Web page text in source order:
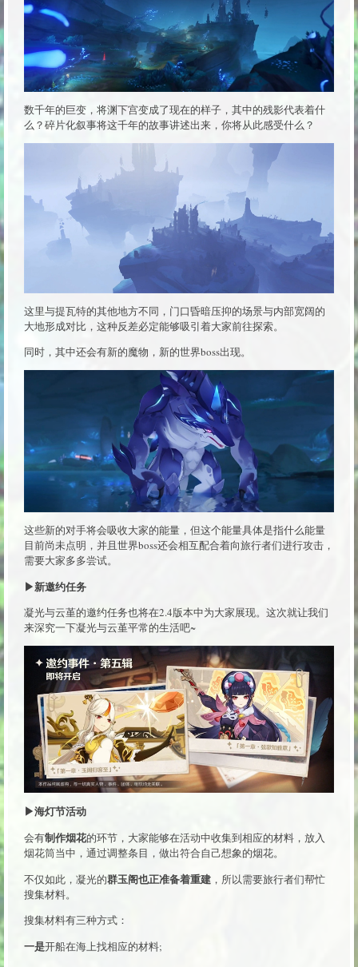
数千年的巨变，将渊下宫变成了现在的样子，其中的残影代表着什
么？碎片化叙事将这千年的故事讲述出来，你将从此感受什么？
这里与提瓦特的其他地方不同，门口昏暗压抑的场景与内部宽阔的
大地形成对比，这种反差必定能够吸引着大家前往探索。
同时，其中还会有新的魔物，新的世界boss出现。
这些新的对手将会吸收大家的能量，但这个能量具体是指什么能量
目前尚未点明，并且世界boss还会相互配合着向旅行者们进行攻击，
需要大家多多尝试。
▶新邀约任务
凝光与云堇的邀约任务也将在2.4版本中为大家展现。这次就让我们
来深究一下凝光与云堇平常的生活吧~
▶海灯节活动
会有制作烟花的环节，大家能够在活动中收集到相应的材料，放入
烟花筒当中，通过调整条目，做出符合自己想象的烟花。
不仅如此，凝光的群玉阁也正准备着重建 ，所以需要旅行者们帮忙
搜集材料。
搜集材料有三种方式：
一是开船在海上找相应的材料;